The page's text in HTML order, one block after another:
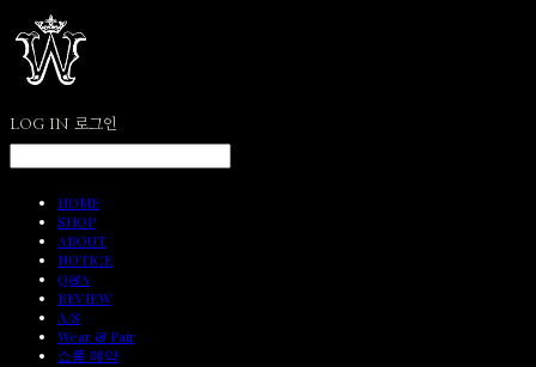
LOG IN 로그인
HOME
SHOP
ABOUT
NOTICE
Q&A
REVIEW
A/S
Wear & Pair
쇼룸 예약